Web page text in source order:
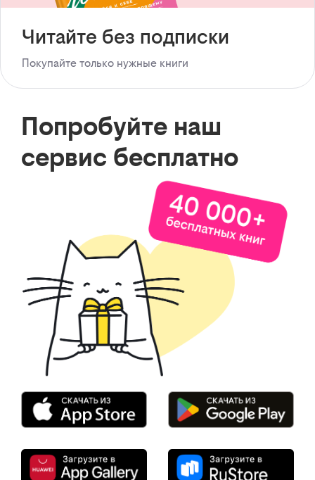
Читайте без подписки
Покупайте только нужные книги
Попробуйте наш
сервис бесплатно